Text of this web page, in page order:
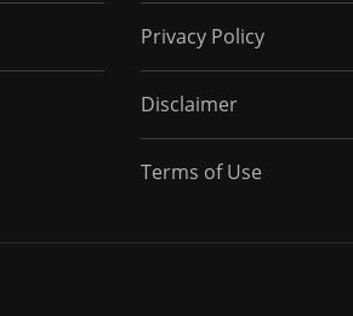
Privacy Policy
Disclaimer
Terms of Use